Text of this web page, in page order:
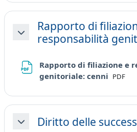
Minimizza
Rapporto di
responsabilità
Rapporto di filiazione e
genitoriale: cenni File
PDF
MinimizzaDiritto delle